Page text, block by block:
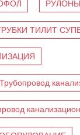
РУЛОНЫ
ТИЛИТ
Трубопровод